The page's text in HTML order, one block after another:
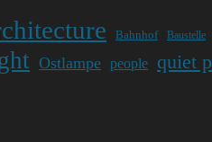
Bahnhof Baustelle
Ostlampe people quiet